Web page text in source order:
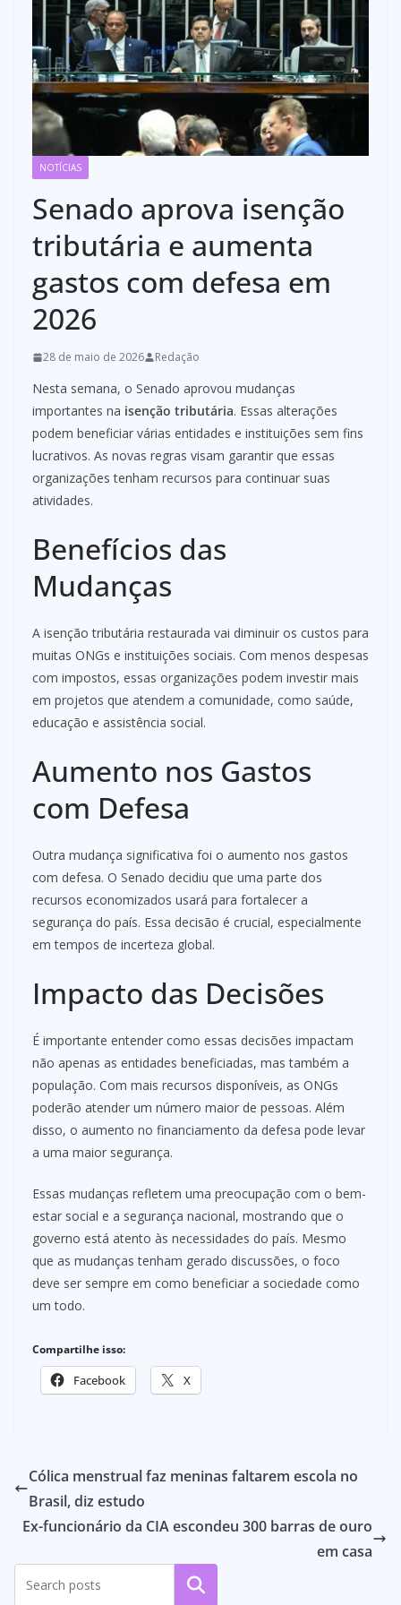
NOTÍCIAS
Senado aprova isenção
tributária e aumenta
gastos com defesa em
2026
28 de maio de 2026 Redação
Nesta semana, o Senado aprovou mudanças
importantes na isenção tributária. Essas alterações
podem beneficiar várias entidades e instituições sem fins
lucrativos. As novas regras visam garantir que essas
organizações tenham recursos para continuar suas
atividades.
Benefícios das
Mudanças
A isenção tributária restaurada vai diminuir os custos para
muitas ONGs e instituições sociais. Com menos despesas
com impostos, essas organizações podem investir mais
em projetos que atendem a comunidade, como saúde,
educação e assistência social.
Aumento nos Gastos
com Defesa
Outra mudança significativa foi o aumento nos gastos
com defesa. O Senado decidiu que uma parte dos
recursos economizados usará para fortalecer a
segurança do país. Essa decisão é crucial, especialmente
em tempos de incerteza global.
Impacto das Decisões
É importante entender como essas decisões impactam
não apenas as entidades beneficiadas, mas também a
população. Com mais recursos disponíveis, as ONGs
poderão atender um número maior de pessoas. Além
disso, o aumento no financiamento da defesa pode levar
a uma maior segurança.
Essas mudanças refletem uma preocupação com o bem-
estar social e a segurança nacional, mostrando que o
governo está atento às necessidades do país. Mesmo
que as mudanças tenham gerado discussões, o foco
deve ser sempre em como beneficiar a sociedade como
um todo.
Compartilhe isso:
Facebook X
Cólica menstrual faz meninas faltarem escola no
Brasil, diz estudo
Ex-funcionário da CIA escondeu 300 barras de ouro
em casa
Pesquisar